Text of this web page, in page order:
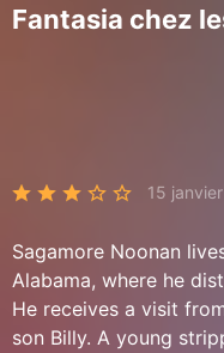
Fantasia chez
15
Sagamore Noonan
Alabama, where he
He receives a visit
son Billy. A young